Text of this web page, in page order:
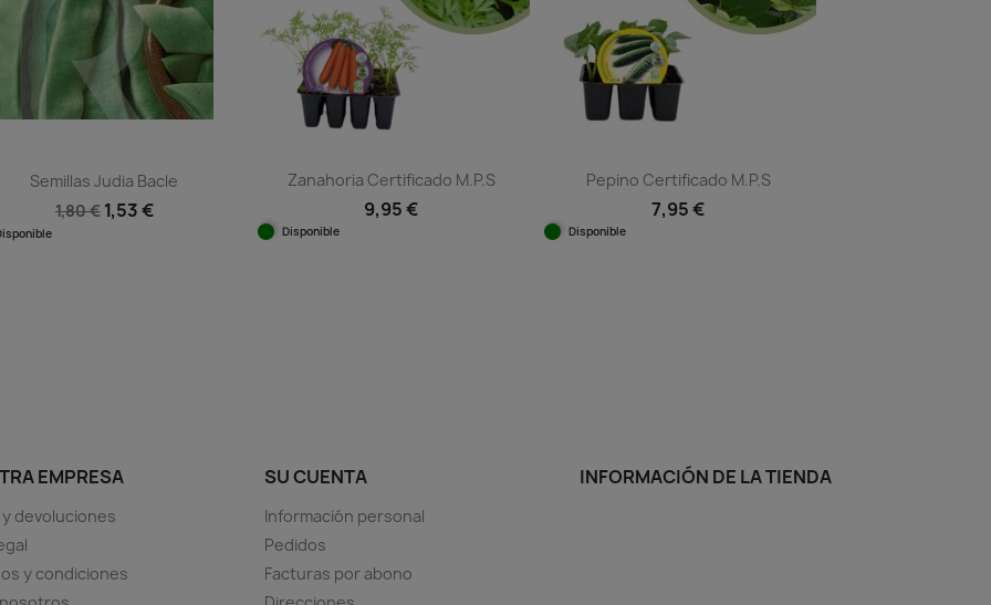
Semillas Judia Bacle
1,80 € 1,53 €
Zanahoria Certificado M.P.S
9,95 €
Disponible
Pepino Certificado M.P.S
7,95 €
Disponible
EMPRESA
y devoluciones
y condiciones
SU CUENTA
Información personal
Pedidos
Facturas por abono
INFORMACIÓN DE LA TIENDA